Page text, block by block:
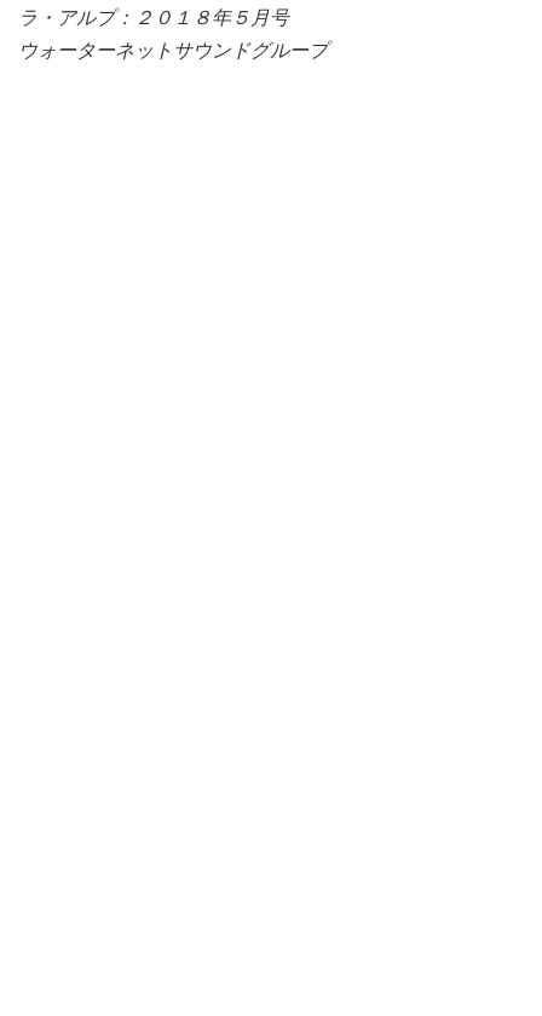
ラ・アルプ：２０１８年５月号
ウォーターネットサウンドグループ